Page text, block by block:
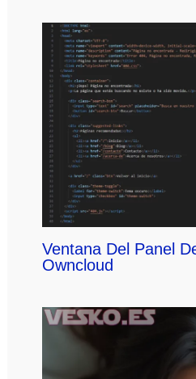
Ventana Del Panel
Owncloud